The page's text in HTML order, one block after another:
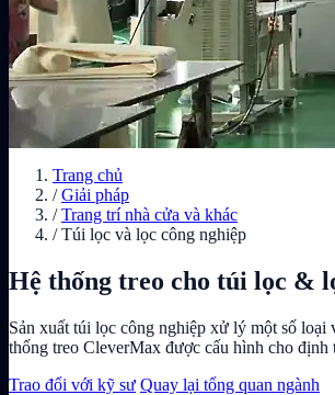
Trang chủ
/ Giải pháp
/ Trang trí nhà cửa và khác
/ Túi lọc và lọc công nghiệp
Hệ thống treo cho túi lọc &
Sản xuất túi lọc công nghiệp xử lý một số
thống treo CleverMax được cấu hình cho
Trao đổi với kỹ sư Quay lại tổng quan ngành